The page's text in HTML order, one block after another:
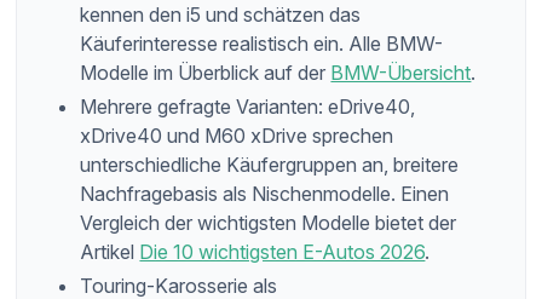
kennen den i5 und schätzen das
Käuferinteresse realistisch ein. Alle BMW-
Modelle im Überblick auf der BMW-Übersicht.
Mehrere gefragte Varianten: eDrive40,
xDrive40 und M60 xDrive sprechen
unterschiedliche Käufergruppen an, breitere
Nachfragebasis als Nischenmodelle. Einen
Vergleich der wichtigsten Modelle bietet der
Artikel Die 10 wichtigsten E-Autos 2026.
Touring-Karosserie als